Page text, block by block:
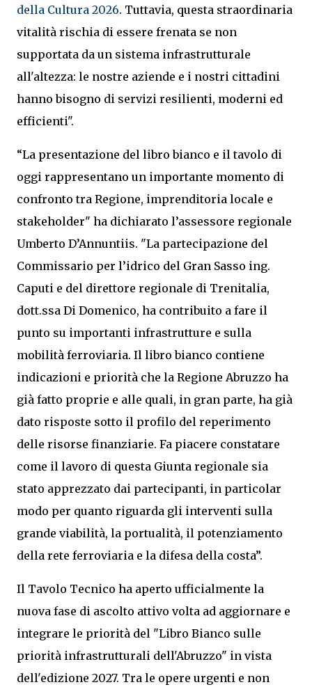
della Cultura 2026. Tuttavia, questa straordinaria
vitalità rischia di essere frenata se non
supportata da un sistema infrastrutturale
all'altezza: le nostre aziende e i nostri cittadini
hanno bisogno di servizi resilienti, moderni ed
efficienti".
“La presentazione del libro bianco e il tavolo di
oggi rappresentano un importante momento di
confronto tra Regione, imprenditoria locale e
stakeholder" ha dichiarato l’assessore regionale
Umberto D’Annuntiis. "La partecipazione del
Commissario per l’idrico del Gran Sasso ing.
Caputi e del direttore regionale di Trenitalia,
dott.ssa Di Domenico, ha contribuito a fare il
punto su importanti infrastrutture e sulla
mobilità ferroviaria. Il libro bianco contiene
indicazioni e priorità che la Regione Abruzzo ha
già fatto proprie e alle quali, in gran parte, ha già
dato risposte sotto il profilo del reperimento
delle risorse finanziarie. Fa piacere constatare
come il lavoro di questa Giunta regionale sia
stato apprezzato dai partecipanti, in particolar
modo per quanto riguarda gli interventi sulla
grande viabilità, la portualità, il potenziamento
della rete ferroviaria e la difesa della costa”.
Il Tavolo Tecnico ha aperto ufficialmente la
nuova fase di ascolto attivo volta ad aggiornare e
integrare le priorità del "Libro Bianco sulle
priorità infrastrutturali dell'Abruzzo" in vista
dell'edizione 2027. Tra le opere urgenti e non